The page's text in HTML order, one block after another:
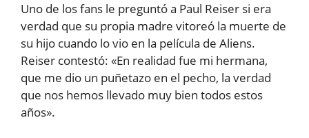
Uno de los fans le preguntó a Paul Reiser si era
verdad que su propia madre vitoreó la muerte de
su hijo cuando lo vio en la película de Aliens.
Reiser contestó: «En realidad fue mi hermana,
que me dio un puñetazo en el pecho, la verdad
que nos hemos llevado muy bien todos estos
años».